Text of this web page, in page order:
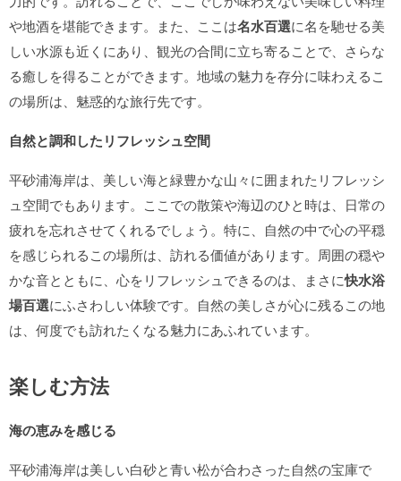
や地酒を堪能できます。また、ここは名水百選に名を馳せる美
しい水源も近くにあり、観光の合間に立ち寄ることで、さらな
る癒しを得ることができます。地域の魅力を存分に味わえるこ
の場所は、魅惑的な旅行先です。
自然と調和したリフレッシュ空間
平砂浦海岸は、美しい海と緑豊かな山々に囲まれたリフレッシ
ュ空間でもあります。ここでの散策や海辺のひと時は、日常の
疲れを忘れさせてくれるでしょう。特に、自然の中で心の平穏
を感じられるこの場所は、訪れる価値があります。周囲の穏や
かな音とともに、心をリフレッシュできるのは、まさに快水浴
場百選にふさわしい体験です。自然の美しさが心に残るこの地
は、何度でも訪れたくなる魅力にあふれています。
楽しむ方法
海の恵みを感じる
平砂浦海岸は美しい白砂と青い松が合わさった自然の宝庫で